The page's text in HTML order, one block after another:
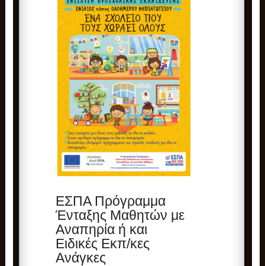
ΕΣΠΑ Πρόγραμμα
Ένταξης Μαθητών με
Αναπηρία ή και
Ειδικές Εκπ/κες
Ανάγκες